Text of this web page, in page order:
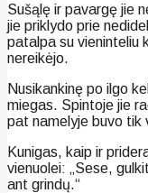
Sušąlę ir pavargę jie
jie priklydo prie
patalpa su vieninteliu
nereikėjo.
Nusikankinę po ilgo
miegas. Spintoje jie
pat namelyje buvo tik
Kunigas, kaip ir
vienuolei: „Sese,
ant grindų.“